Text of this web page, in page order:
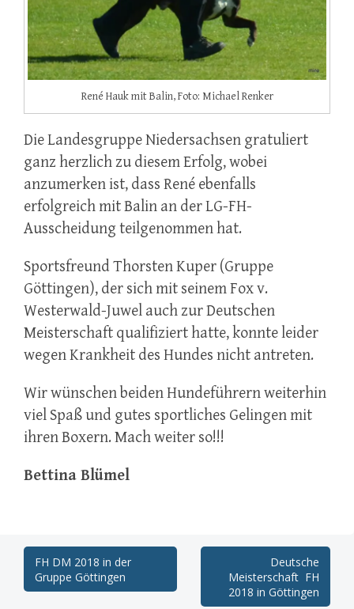
René Hauk mit Balin, Foto: Michael Renker
Die Landesgruppe Niedersachsen gratuliert
ganz herzlich zu diesem Erfolg, wobei
anzumerken ist, dass René ebenfalls
erfolgreich mit Balin an der LG-FH-
Ausscheidung teilgenommen hat.
Sportsfreund Thorsten Kuper (Gruppe
Göttingen), der sich mit seinem Fox v.
Westerwald-Juwel auch zur Deutschen
Meisterschaft qualifiziert hatte, konnte leider
wegen Krankheit des Hundes nicht antreten.
Wir wünschen beiden Hundeführern weiterhin
viel Spaß und gutes sportliches Gelingen mit
ihren Boxern. Mach weiter so!!!
Bettina Blümel
Post
navigation
FH DM 2018 in der
Gruppe Göttingen
Deutsche
Meisterschaft FH
2018 in Göttingen